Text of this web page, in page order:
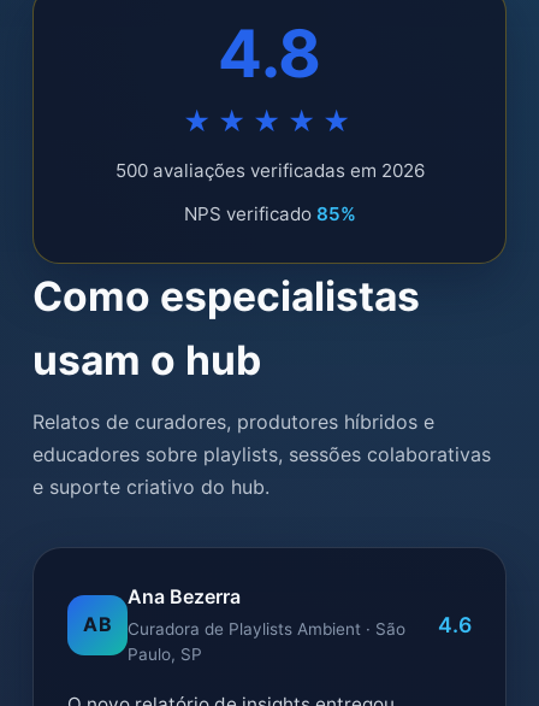
4.8
★★★★★
500 avaliações verificadas em 2026
NPS verificado 85%
Como especialistas
usam o hub
Relatos de curadores, produtores híbridos e
educadores sobre playlists, sessões colaborativas
e suporte criativo do hub.
AB
Ana Bezerra
Curadora de Playlists Ambient · São
Paulo, SP
4.6